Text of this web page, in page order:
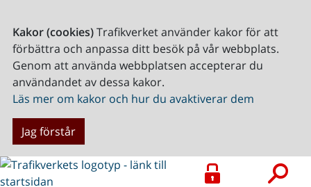
Kakor (cookies)Trafikverket använder kakor för att
förbättra och anpassa ditt besök på vår webbplats.
Genom att använda webbplatsen accepterar du
användandet av dessa kakor.
Läs mer om kakor och hur du avaktiverar dem
Jag förstår